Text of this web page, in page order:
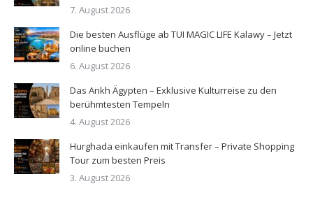
7. August 2026
Die besten Ausflüge ab TUI MAGIC LIFE Kalawy – Jetzt
online buchen
6. August 2026
Das Ankh Ägypten – Exklusive Kulturreise zu den
berühmtesten Tempeln
4. August 2026
Hurghada einkaufen mit Transfer – Private Shopping
Tour zum besten Preis
3. August 2026